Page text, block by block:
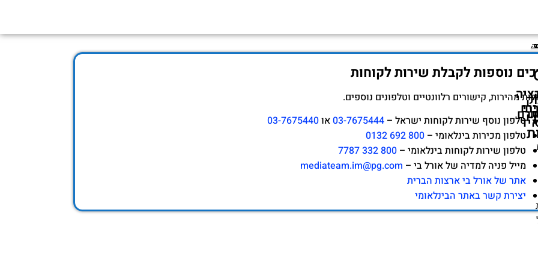
נוספות לקבלת שירות לקוחות
מהירות, קישורים רלוונטיים וטלפונים נוספים.
טלפון נוסף שירות לקוחות ישראל – 03-7675444או03-7675440
טלפון מכירות בינלאומי – 800 692 0132
טלפון שירות לקוחות בינלאומי – 800 332 7787
מייל פניה למדיה של אורל בי – mediateam.im@pg.com
אתר של אורל בי ארצות הברית
יצירת קשר באתר הבינלאומי